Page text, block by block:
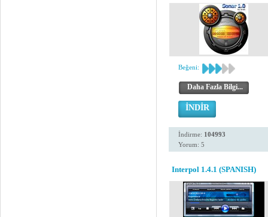
Beğeni:
Daha Fazla Bilgi...
İNDİR
İndirme: 104993
Yorum: 5
Interpol 1.4.1 (SPANISH)